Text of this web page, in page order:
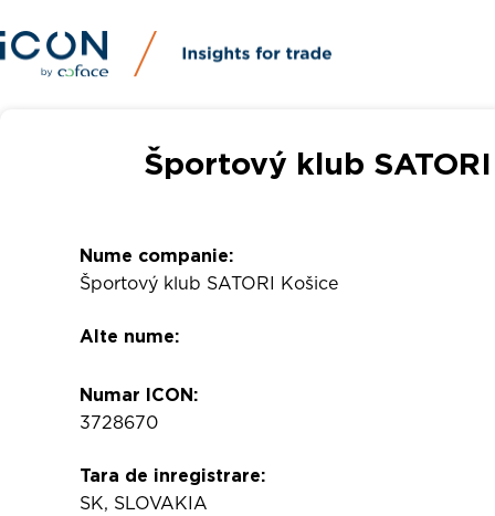
Športový klub
Nume companie:
Športový klub SATORI Košice
Alte nume:
Numar ICON:
3728670
Tara de inregistrare:
SK, SLOVAKIA